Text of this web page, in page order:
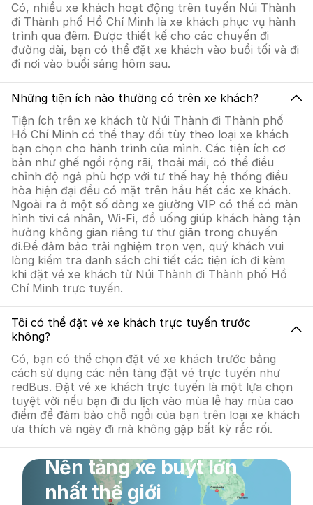
Có, nhiều xe khách hoạt động trên tuyến Núi Thành
đi Thành phố Hồ Chí Minh là xe khách phục vụ hành
trình qua đêm. Được thiết kế cho các chuyến đi
đường dài, bạn có thể đặt xe khách vào buổi tối và đi
đi nơi vào buổi sáng hôm sau.
Những tiện ích nào thường có trên xe khách?
Tiện ích trên xe khách từ Núi Thành đi Thành phố
Hồ Chí Minh có thể thay đổi tùy theo loại xe khách
bạn chọn cho hành trình của mình. Các tiện ích cơ
bản như ghế ngồi rộng rãi, thoải mái, có thể điều
chỉnh độ ngả phù hợp với tư thế hay hệ thống điều
hòa hiện đại đều có mặt trên hầu hết các xe khách.
Ngoài ra ở một số dòng xe giường VIP có thể có màn
hình tivi cá nhân, Wi-Fi, đồ uống giúp khách hàng tận
hưởng không gian riêng tư thư giãn trong chuyến
đi.Để đảm bảo trải nghiệm trọn vẹn, quý khách vui
lòng kiểm tra danh sách chi tiết các tiện ích đi kèm
khi đặt vé xe khách từ Núi Thành đi Thành phố Hồ
Chí Minh trực tuyến.
Tôi có thể đặt vé xe khách trực tuyến trước
không?
Có, bạn có thể chọn đặt vé xe khách trước bằng
cách sử dụng các nền tảng đặt vé trực tuyến như
redBus. Đặt vé xe khách trực tuyến là một lựa chọn
tuyệt vời nếu bạn đi du lịch vào mùa lễ hay mùa cao
điểm để đảm bảo chỗ ngồi của bạn trên loại xe khách
ưa thích và ngày đi mà không gặp bất kỳ rắc rối.
Nền tảng xe buýt lớn
nhất thế giới